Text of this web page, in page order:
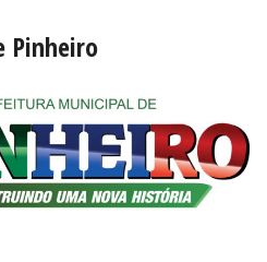
Pinheiro